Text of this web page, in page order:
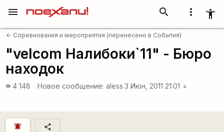
more_vert accessibility_new
search
menu
arrow_back Соревнования и мероприятия (перенесено в События)
"velcom Налибоки`11" - Бюро
находок
visibility 4 148 Новое сообщение: aless 3 Июн, 2011 21:01 arrow_downward
notifications_active share